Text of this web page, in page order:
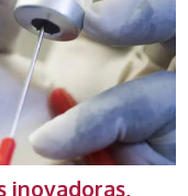
inovadoras,